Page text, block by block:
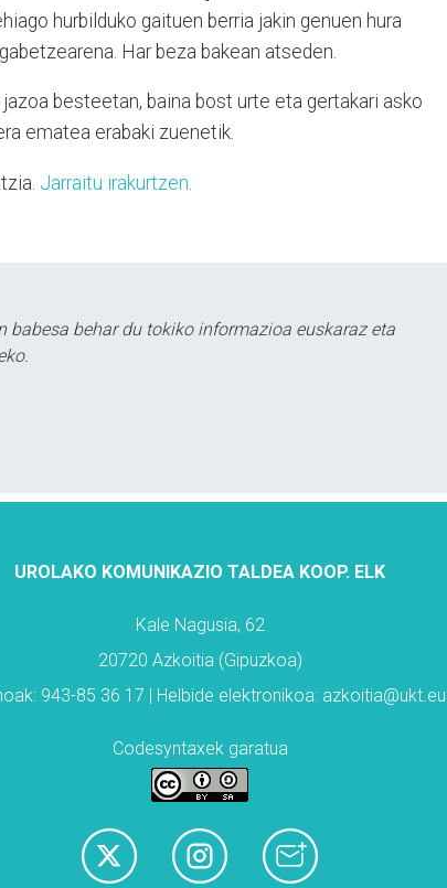
hurbilduko gaituen berria jakin genuen hura
Har beza bakean atseden.
besteetan, baina bost urte eta gertakari asko
ematea erabaki zuenetik.
Jarraitu irakurtzen
babesa behar du tokiko informazioa euskaraz eta
UROLAKO KOMUNIKAZIO TALDEA KOOP. ELK
Kale Nagusia, 62
20720 Azkoitia (Gipuzkoa)
943-85 36 17 | Helbide elektronikoa:
Codesyntaxek garatua